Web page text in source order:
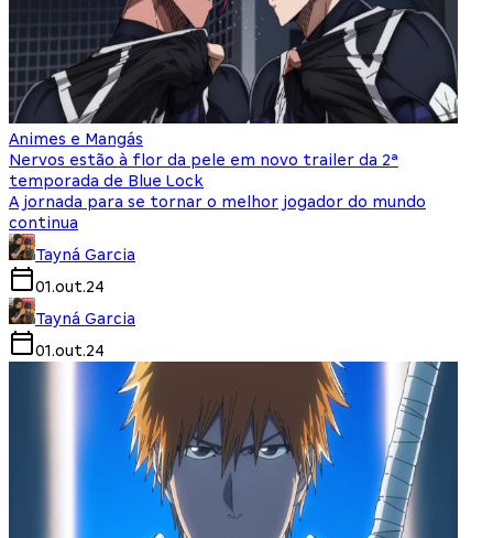
Animes e Mangás
Nervos estão à flor da pele em novo trailer da 2ª
temporada de Blue Lock
A jornada para se tornar o melhor jogador do mundo
continua
Tayná Garcia
01.out.24
Tayná Garcia
01.out.24